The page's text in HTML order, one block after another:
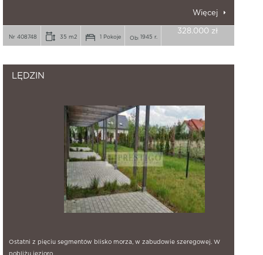
Więcej
Nr 408748 35 m2 1 Pokoje 1945 r.
328.000 zł
LĘDZIN
Ostatni z pięciu segmentów blisko morza, w zabudowie szeregowej. W